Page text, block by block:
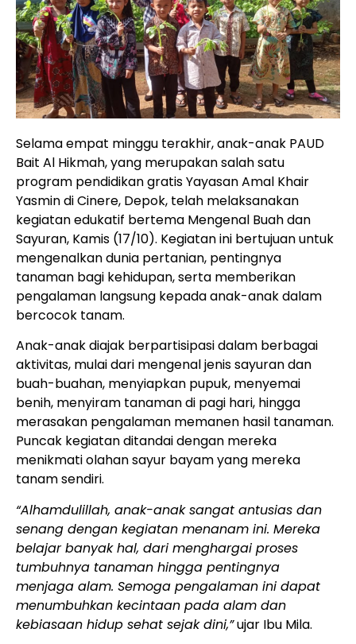
Selama empat minggu terakhir, anak-anak PAUD
Bait Al Hikmah, yang merupakan salah satu
program pendidikan gratis Yayasan Amal Khair
Yasmin di Cinere, Depok, telah melaksanakan
kegiatan edukatif bertema Mengenal Buah dan
Sayuran, Kamis (17/10). Kegiatan ini bertujuan untuk
mengenalkan dunia pertanian, pentingnya
tanaman bagi kehidupan, serta memberikan
pengalaman langsung kepada anak-anak dalam
bercocok tanam.
Anak-anak diajak berpartisipasi dalam berbagai
aktivitas, mulai dari mengenal jenis sayuran dan
buah-buahan, menyiapkan pupuk, menyemai
benih, menyiram tanaman di pagi hari, hingga
merasakan pengalaman memanen hasil tanaman.
Puncak kegiatan ditandai dengan mereka
menikmati olahan sayur bayam yang mereka
tanam sendiri.
“Alhamdulillah, anak-anak sangat antusias dan
senang dengan kegiatan menanam ini. Mereka
belajar banyak hal, dari menghargai proses
tumbuhnya tanaman hingga pentingnya
menjaga alam. Semoga pengalaman ini dapat
menumbuhkan kecintaan pada alam dan
kebiasaan hidup sehat sejak dini,”ujar Ibu Mila.